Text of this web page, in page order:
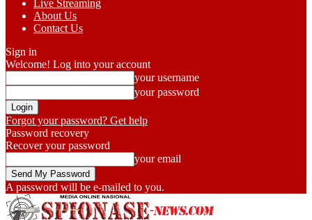
Live Streaming
About Us
Contact Us
Sign in
Welcome! Log into your account
your username
your password
Forgot your password? Get help
Password recovery
Recover your password
your email
A password will be e-mailed to you.